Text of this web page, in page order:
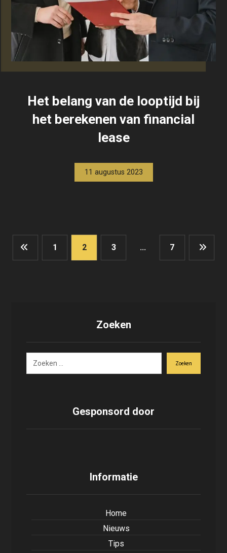
Het belang van de looptijd bij
het berekenen van financial
lease
11 augustus 2023
1 2 3 … 7
Zoeken
Zoeken
Gesponsord door
Informatie
Home
Nieuws
Tips